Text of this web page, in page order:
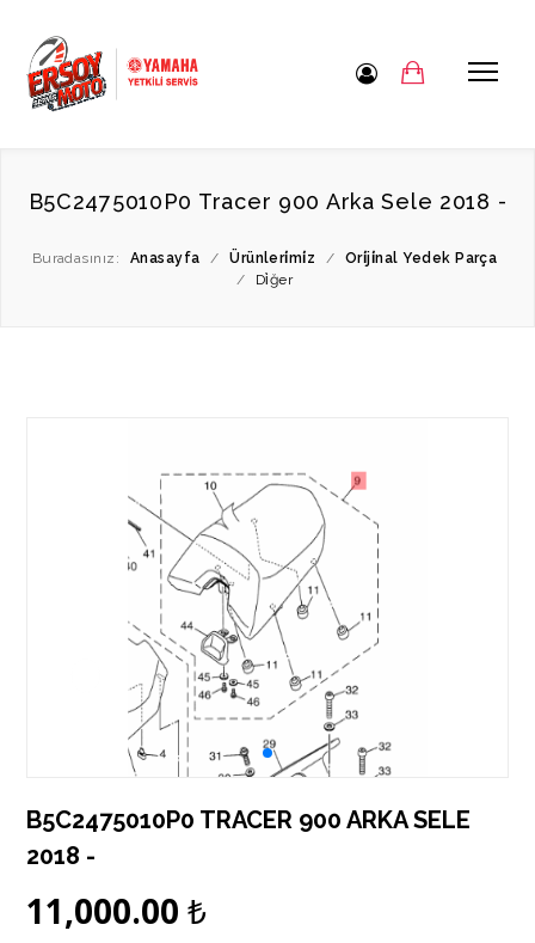
B5C2475010P0 Tracer 900 Arka Sele 2018 -
Buradasınız: Anasayfa / Ürünleri̇mi̇z /
Ori̇ji̇nal Yedek Parça
/
Di̇ğer
B5C2475010P0 TRACER 900 ARKA SELE
2018 -
11,000.00₺